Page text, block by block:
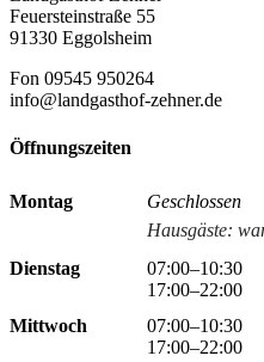
Feuersteinstraße 55
91330 Eggolsheim
Fon 09545 950264
info@landgasthof-zehner.de
Öffnungszeiten
Montag
Geschlossen
Hausgäste:
Dienstag
07:00–10:30
17:00–22:00
Mittwoch
07:00–10:30
17:00–22:00